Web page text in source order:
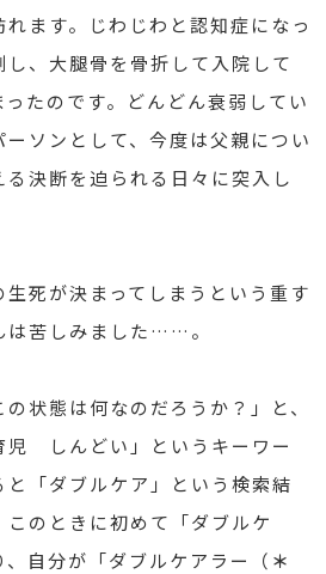
ます。じわじわと認知症になっ
、大腿骨を骨折して入院して
たのです。どんどん衰弱してい
ソンとして、今度は父親につい
決断を迫られる日々に突入し
死が決まってしまうという重す
は苦しみました……。
の状態は何なのだろうか？」と、
しんどい」というキーワー
と「ダブルケア」という検索結
のときに初めて「ダブルケ
自分が「ダブルケアラー（ ＊